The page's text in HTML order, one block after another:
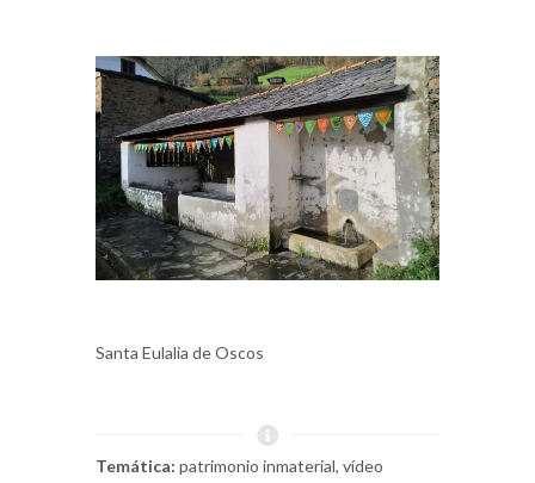
Santa Eulalia de Oscos
Temática: patrimonio inmaterial, vídeo